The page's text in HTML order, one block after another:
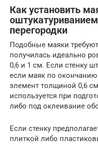
Как установить
перегородки
Подобные маяки
получилась идеально
0,6 и 1 см. Если стенку
если маяк по
элемент толщиной 0,6
используется при
либо под оклеивание
Если стенку
плиткой либо